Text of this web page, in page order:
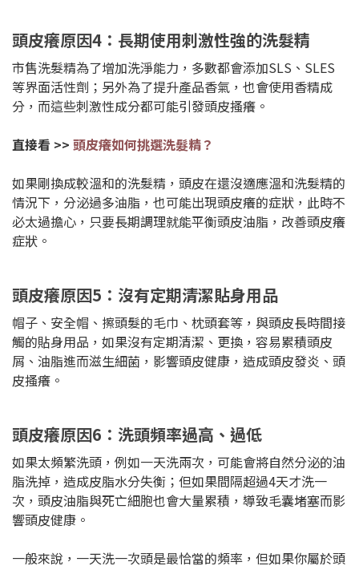
頭皮癢原因4：長期使用刺激性強的洗髮精
市售洗髮精為了增加洗淨能力，多數都會添加SLS、SLES
等界面活性劑；另外為了提升產品香氣，也會使用香精成
分，而這些刺激性成分都可能引發頭皮搔癢。
直接看 >> 頭皮癢如何挑選洗髮精？
如果剛換成較溫和的洗髮精，頭皮在還沒適應溫和洗髮精的
情況下，分泌過多油脂，也可能出現頭皮癢的症狀，此時不
必太過擔心，只要長期調理就能平衡頭皮油脂，改善頭皮癢
症狀。
頭皮癢原因5：沒有定期清潔貼身用品
帽子、安全帽、擦頭髮的毛巾、枕頭套等，與頭皮長時間接
觸的貼身用品，如果沒有定期清潔、更換，容易累積頭皮
屑、油脂進而滋生細菌，影響頭皮健康，造成頭皮發炎、頭
皮搔癢。
頭皮癢原因6：洗頭頻率過高、過低
如果太頻繁洗頭，例如一天洗兩次，可能會將自然分泌的油
脂洗掉，造成皮脂水分失衡；但如果間隔超過4天才洗一
次，頭皮油脂與死亡細胞也會大量累積，導致毛囊堵塞而影
響頭皮健康。
一般來說，一天洗一次頭是最恰當的頻率，但如果你屬於頭